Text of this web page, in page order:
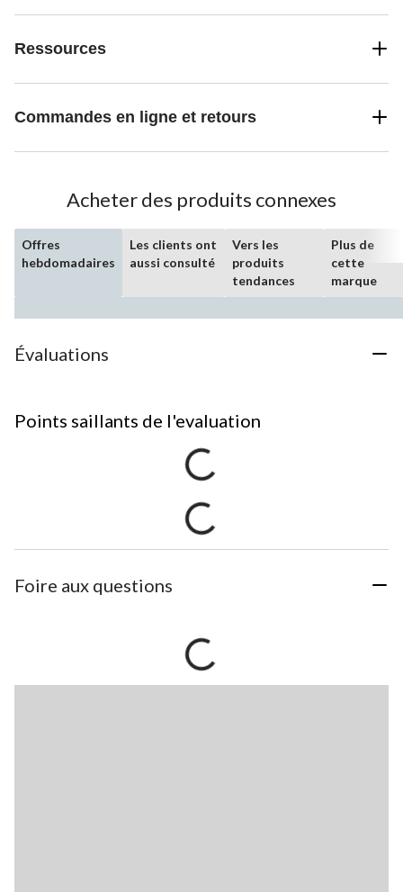
Ressources
Commandes en ligne et retours
Acheter des produits connexes
Offres
hebdomadaires
Les clients ont
aussi consulté
Vers les
produits
tendances
Plus de
cette
marque
Évaluations
Points saillants de l'evaluation
Foire aux questions